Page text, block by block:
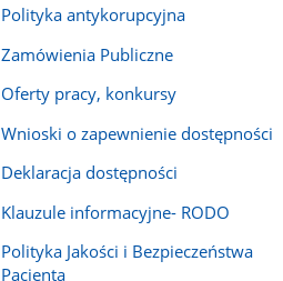
Polityka antykorupcyjna
Zamówienia Publiczne
Oferty pracy, konkursy
Wnioski o zapewnienie dostępności
Deklaracja dostępności
Klauzule informacyjne- RODO
Polityka Jakości i Bezpieczeństwa
Pacjenta